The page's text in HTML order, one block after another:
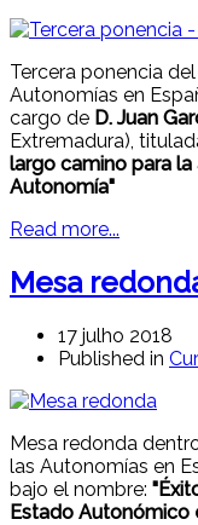
Tercera ponencia
Autonomías en
cargo de D. Juan
Extremadura),
largo camino para
Autonomía"
Read more...
Mesa
17 julho 2018
Published in
Mesa redonda
las Autonomías en
bajo el nombre:
Estado Autonómico